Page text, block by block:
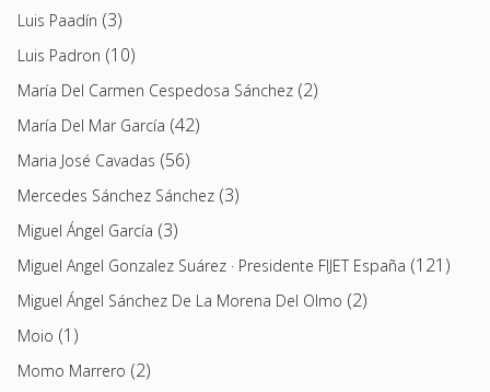
Luis Paadín (3)
Luis Padron (10)
María Del Carmen Cespedosa Sánchez (2)
María Del Mar García (42)
Maria José Cavadas (56)
Mercedes Sánchez Sánchez (3)
Miguel Ángel García (3)
Miguel Angel Gonzalez Suárez · Presidente FIJET España (121)
Miguel Ángel Sánchez De La Morena Del Olmo (2)
Moio (1)
Momo Marrero (2)